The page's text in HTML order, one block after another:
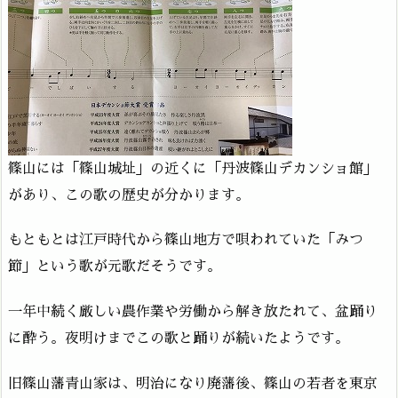
篠山には「篠山城址」の近くに「丹波篠山デカンショ館」
があり、この歌の歴史が分かります。
もともとは江戸時代から篠山地方で唄われていた「みつ
節」という歌が元歌だそうです。
一年中続く厳しい農作業や労働から解き放たれて、盆踊り
に酔う。夜明けまでこの歌と踊りが続いたようです。
旧篠山藩青山家は、明治になり廃藩後、篠山の若者を東京